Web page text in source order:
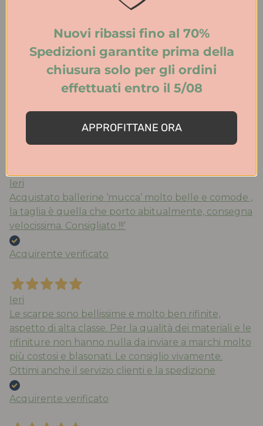
eleganza. Spedizione veloce. Consigliatissimo!
Acquirente verificato
Tutto perfetto. Ritiro in negozio velocissimo.
Consigliato.
Ieri
Acquistato ballerine ‘mucca’ molto belle e comode ,
la taglia è quella che porto abitualmente, consegna
velocissima. Consigliato !!!’
Acquirente verificato
Ieri
Le scarpe sono bellissime e molto ben rifinite,
aspetto di alta classe. Per la qualità dei materiali e le
rifiniture non hanno nulla da inviare a marchi molto
più costosi e blasonati. Le consiglio vivamente.
Ottimi anche il servizio clienti e la spedizione
Acquirente verificato
Nuovi ribassi fino al 70%
Spedizioni garantite prima della
chiusura solo per gli ordini
effettuati entro il 5/08
APPROFITTANE ORA